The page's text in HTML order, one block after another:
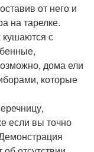
от него и
на тарелке.
с
дома ели
которые
если вы точно